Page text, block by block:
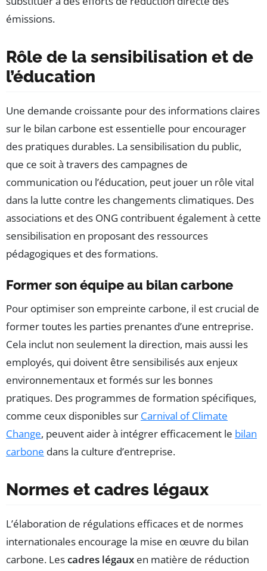
émissions.
Rôle de la sensibilisation et de
l’éducation
Une demande croissante pour des informations claires
sur le bilan carbone est essentielle pour encourager
des pratiques durables. La sensibilisation du public,
que ce soit à travers des campagnes de
communication ou l’éducation, peut jouer un rôle vital
dans la lutte contre les changements climatiques. Des
associations et des ONG contribuent également à cette
sensibilisation en proposant des ressources
pédagogiques et des formations.
Former son équipe au bilan carbone
Pour optimiser son empreinte carbone, il est crucial de
former toutes les parties prenantes d’une entreprise.
Cela inclut non seulement la direction, mais aussi les
employés, qui doivent être sensibilisés aux enjeux
environnementaux et formés sur les bonnes
pratiques. Des programmes de formation spécifiques,
comme ceux disponibles sur Carnival of Climate
Change, peuvent aider à intégrer efficacement le bilan
carbone dans la culture d’entreprise.
Normes et cadres légaux
L’élaboration de régulations efficaces et de normes
internationales encourage la mise en œuvre du bilan
carbone. Lescadres légaux en matière de réduction